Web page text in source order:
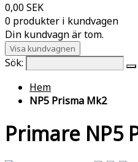
0,00 SEK
0 produkter i kundvagen
Din kundvagn är tom.
Visa kundvagnen
Sök:
Hem
NP5 Prisma Mk2
Primare NP5